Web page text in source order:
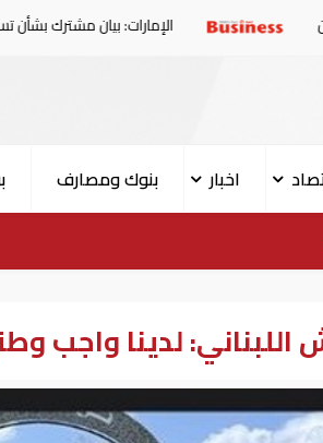
الإمارات: بيان مشترك بشأن تسليم دانيل
اخبار بنوك ومصارف
لدينا واجب